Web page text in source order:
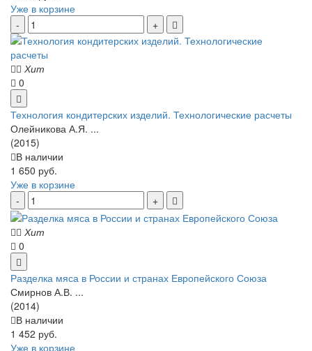
Уже в корзине
Хит
0
Технология кондитерских изделий. Технологические расчеты
Олейникова А.Я. ...
(2015)
В наличии
1 650 руб.
Уже в корзине
Хит
0
Разделка мяса в России и странах Европейского Союза
Смирнов А.В. ...
(2014)
В наличии
1 452 руб.
Уже в корзине